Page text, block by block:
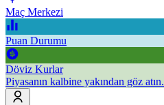
Maç Merkezi
Puan Durumu
Döviz Kurlar
Piyasanın kalbine yakından göz atın.